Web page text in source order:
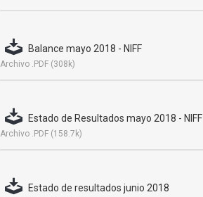
Balance mayo 2018 - NIFF
Archivo .PDF (308k)
Estado de Resultados mayo 2018 - NIFF
Archivo .PDF (158.7k)
Estado de resultados junio 2018